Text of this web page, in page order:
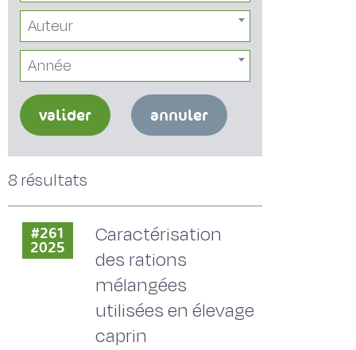
Auteur
Année
valider annuler
8 résultats
#261
2025
Caractérisation
des rations
mélangées
utilisées en élevage
caprin